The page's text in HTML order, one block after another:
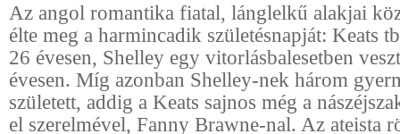
Az angol romantika fiatal, lánglelkű alakjai
élte meg a harmincadik születésnapját: Keats
26 évesen, Shelley egy vitorlásbalesetben
évesen. Míg azonban Shelley-nek három
született, addig a Keats sajnos még a
el szerelmével, Fanny Brawne-nal. Az ateista